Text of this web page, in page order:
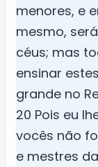
menores, e
mesmo,
céus; mas
ensinar
grande no
20 Pois eu
vocês não
e mestres